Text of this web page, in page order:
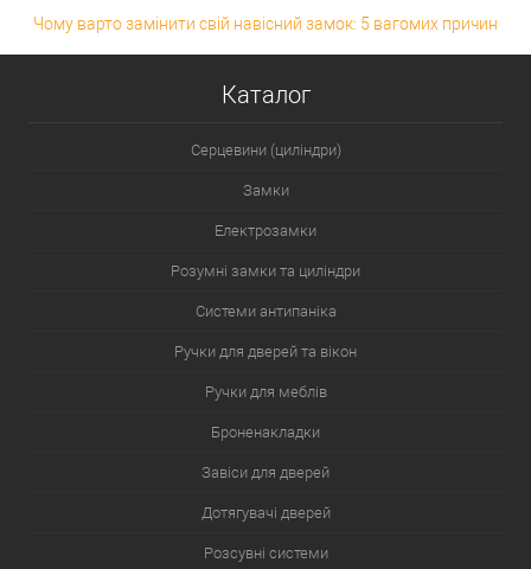
Чому варто замінити свій навісний замок: 5 вагомих причин
Каталог
Серцевини (циліндри)
Замки
Електрозамки
Розумні замки та циліндри
Системи антипаніка
Ручки для дверей та вікон
Ручки для меблів
Броненакладки
Завіси для дверей
Дотягувачі дверей
Розсувні системи